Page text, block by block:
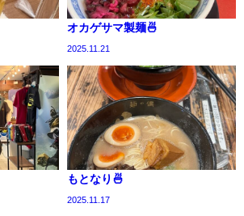
オカゲサマ製麺🍜
2025.11.21
もとなり🍜
2025.11.17